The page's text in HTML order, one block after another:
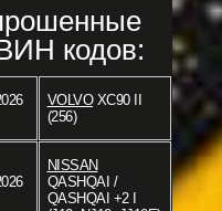
кодов:
VOLVOXC90 II
(256)
NISSAN
QASHQAI /
QASHQAI +2 I